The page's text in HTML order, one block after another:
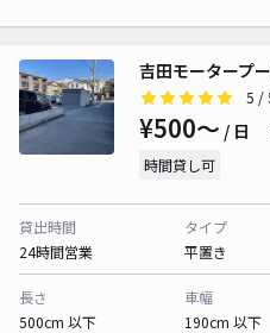
吉田モータープ
5 /
¥500〜 / 日
時間貸し可
貸出時間
24時間営業
タイプ
平置き
長さ
500cm 以下
車幅
190cm 以下